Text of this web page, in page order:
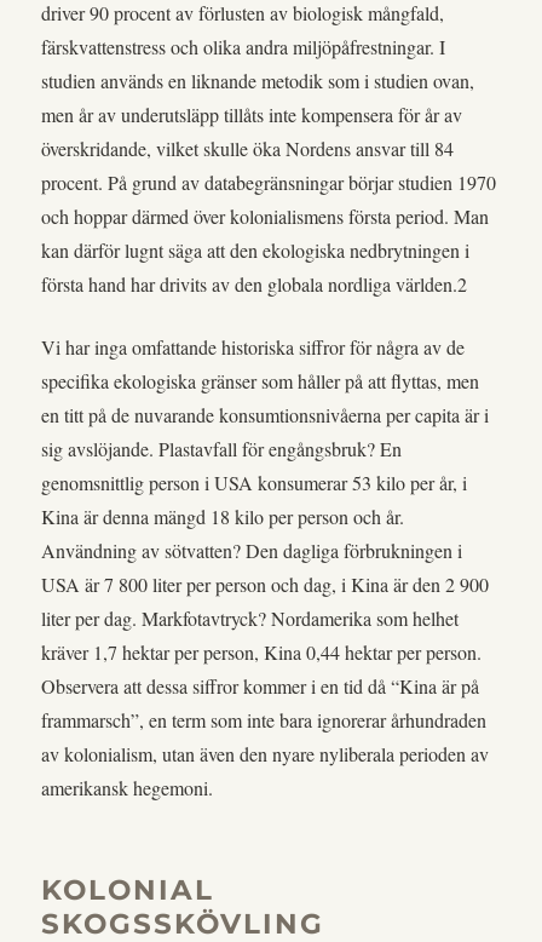
driver 90 procent av förlusten av biologisk mångfald,
färskvattenstress och olika andra miljöpåfrestningar. I
studien används en liknande metodik som i studien ovan,
men år av underutsläpp tillåts inte kompensera för år av
överskridande, vilket skulle öka Nordens ansvar till 84
procent. På grund av databegränsningar börjar studien 1970
och hoppar därmed över kolonialismens första period. Man
kan därför lugnt säga att den ekologiska nedbrytningen i
första hand har drivits av den globala nordliga världen.2
Vi har inga omfattande historiska siffror för några av de
specifika ekologiska gränser som håller på att flyttas, men
en titt på de nuvarande konsumtionsnivåerna per capita är i
sig avslöjande. Plastavfall för engångsbruk? En
genomsnittlig person i USA konsumerar 53 kilo per år, i
Kina är denna mängd 18 kilo per person och år.
Användning av sötvatten? Den dagliga förbrukningen i
USA är 7 800 liter per person och dag, i Kina är den 2 900
liter per dag. Markfotavtryck? Nordamerika som helhet
kräver 1,7 hektar per person, Kina 0,44 hektar per person.
Observera att dessa siffror kommer i en tid då “Kina är på
frammarsch”, en term som inte bara ignorerar århundraden
av kolonialism, utan även den nyare nyliberala perioden av
amerikansk hegemoni.
KOLONIAL
SKOGSSKÖVLING